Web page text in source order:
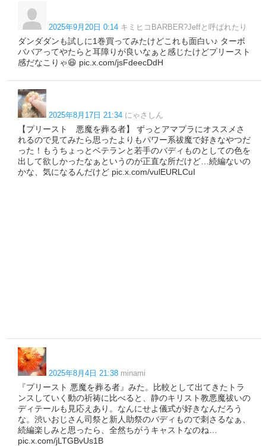
2025年9月20日 0:14 キミヒコBARBER?Jeffと呼ばれたり
ダンダダンも試しに1巻買ってみたけどこれも面白い♪ ターボ
ババアってやたらと耳障りが良いなぁと感じたけどプリースト
感だなこりゃ😆 pic.x.com/jsFdeecDdH
2025年8月17日 21:34 にゃさしん
【プリースト 悪魔を葬る者】 ずっとアマプラにオススメさ
れるので見てみたら思ったよりもパワー系祓魔で好きなやつだ
った！もうちょっとベテランと若手のバディものとしての色を
出して欲しかったなぁというのが正直な所だけど…続編ないの
かな、気になるんだけど pic.x.com/vulEURLCuI
2025年8月4日 21:38 minami
『プリースト 悪魔を葬る者』みた。比較として出てきたトラ
ンスしていく動の祈祷に比べると、静のキリスト教悪魔祓いの
ディテールも見応えあり。なんにせよ儀式が好きなんだろう
な。渋いおじさん司祭と新人助祭のバディもので刺さるなぁ、
続編楽しみと思ったら、全然ちがうキャストなのね…
pic.x.com/jLTGBvUs1B